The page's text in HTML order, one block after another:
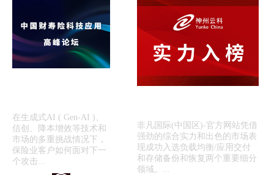
在生成式AI ( Gen-AI )、
信创、降本增效等技术和
市场的多重挑战情况下，
保险业客户如何面对下一
个攻击...
非凡国际(中国区)-官方网站凭借
强劲的综合实力和出色的市场表
现成功入选负载均衡/应用交付
和存储备份和恢复两个重要细分
领域。...